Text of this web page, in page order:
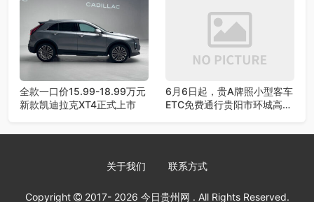
全款一口价15.99-18.99万元
新款凯迪拉克XT4正式上市
6月6日起，贵A牌照小型客车
ETC免费通行贵阳市环城高速
关于我们 联系方式
Copyright 2017- 2026 今日贵州网 . All Rights Reserved.